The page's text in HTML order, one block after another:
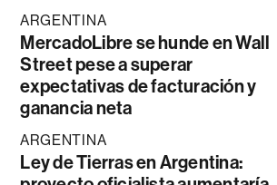
ARGENTINA
MercadoLibre se hunde en Wall
Street pese a superar
expectativas de facturación y
ganancia neta
ARGENTINA
Ley de Tierras en Argentina: